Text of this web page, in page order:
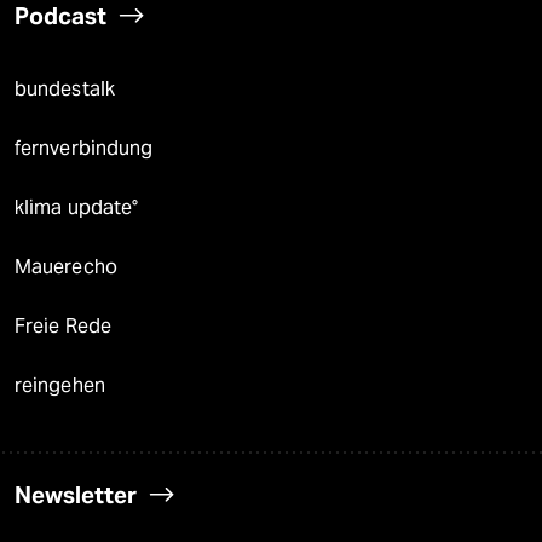
Podcast
bundestalk
fernverbindung
klima update°
Mauerecho
Freie Rede
reingehen
Newsletter